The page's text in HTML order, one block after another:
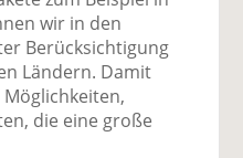
wir in den
Berücksichtigung
Ländern. Damit
die eine große